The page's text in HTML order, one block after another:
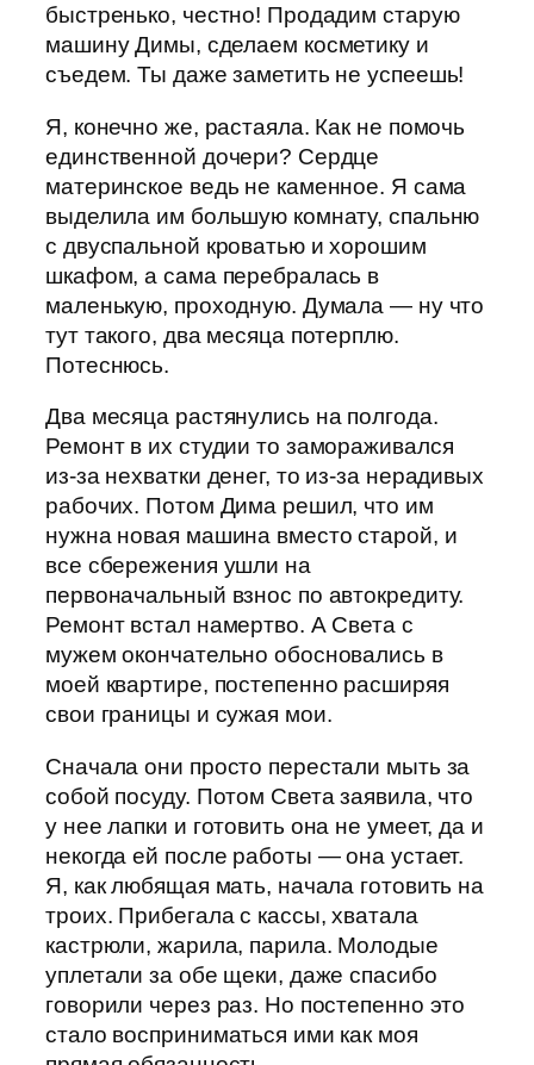
быстренько, честно! Продадим старую
машину Димы, сделаем косметику и
съедем. Ты даже заметить не успеешь!
Я, конечно же, растаяла. Как не помочь
единственной дочери? Сердце
материнское ведь не каменное. Я сама
выделила им большую комнату, спальню
с двуспальной кроватью и хорошим
шкафом, а сама перебралась в
маленькую, проходную. Думала — ну что
тут такого, два месяца потерплю.
Потеснюсь.
Два месяца растянулись на полгода.
Ремонт в их студии то замораживался
из-за нехватки денег, то из-за нерадивых
рабочих. Потом Дима решил, что им
нужна новая машина вместо старой, и
все сбережения ушли на
первоначальный взнос по автокредиту.
Ремонт встал намертво. А Света с
мужем окончательно обосновались в
моей квартире, постепенно расширяя
свои границы и сужая мои.
Сначала они просто перестали мыть за
собой посуду. Потом Света заявила, что
у нее лапки и готовить она не умеет, да и
некогда ей после работы — она устает.
Я, как любящая мать, начала готовить на
троих. Прибегала с кассы, хватала
кастрюли, жарила, парила. Молодые
уплетали за обе щеки, даже спасибо
говорили через раз. Но постепенно это
стало восприниматься ими как моя